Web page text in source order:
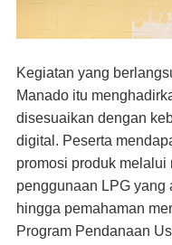
Kegiatan yang
Manado itu
disesuaikan dengan
digital. Peserta
promosi produk
penggunaan LPG yang
hingga pemahaman
Program Pendanaan